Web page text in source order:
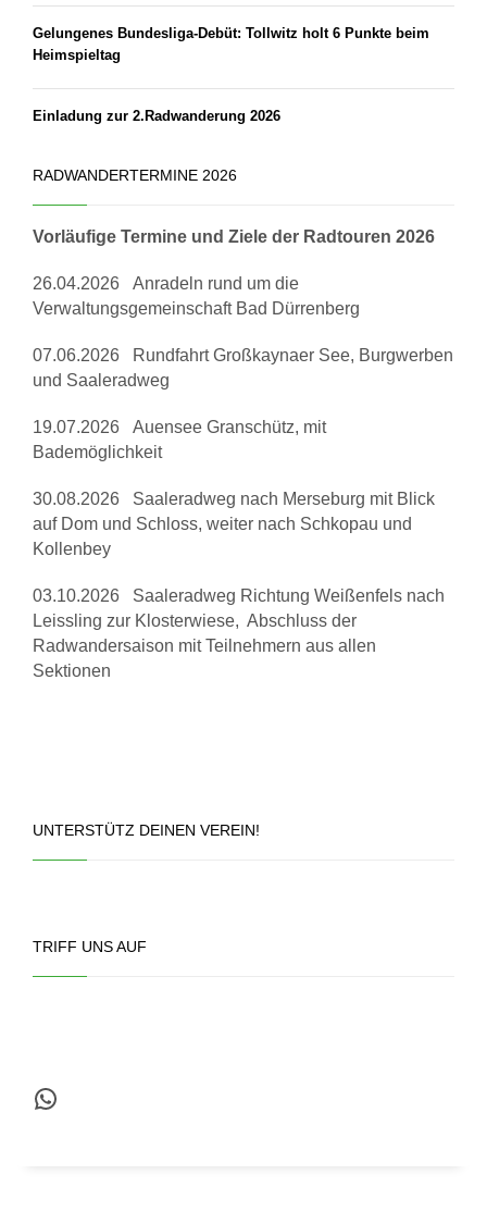
Gelungenes Bundesliga-Debüt: Tollwitz holt 6 Punkte beim
Heimspieltag
Einladung zur 2.Radwanderung 2026
RADWANDERTERMINE 2026
Vorläufige Termine und Ziele der Radtouren 2026
26.04.2026 Anradeln rund um die
Verwaltungsgemeinschaft Bad Dürrenberg
07.06.2026 Rundfahrt Großkaynaer See, Burgwerben
und Saaleradweg
19.07.2026 Auensee Granschütz, mit
Bademöglichkeit
30.08.2026 Saaleradweg nach Merseburg mit Blick
auf Dom und Schloss, weiter nach Schkopau und
Kollenbey
03.10.2026 Saaleradweg Richtung Weißenfels nach
Leissling zur Klosterwiese, Abschluss der
Radwandersaison mit Teilnehmern aus allen
Sektionen
UNTERSTÜTZ DEINEN VEREIN!
TRIFF UNS AUF
WhatsApp